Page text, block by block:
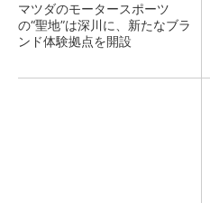
マツダのモータースポーツ
の“聖地”は深川に、新たなブラ
ンド体験拠点を開設